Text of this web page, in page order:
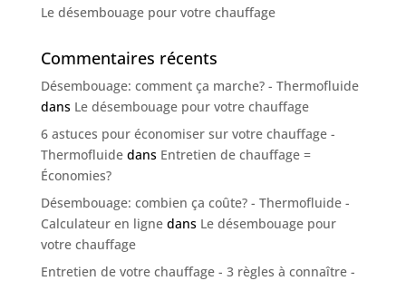
Le désembouage pour votre chauffage
Commentaires récents
Désembouage: comment ça marche? - Thermofluide
dans Le désembouage pour votre chauffage
6 astuces pour économiser sur votre chauffage -
Thermofluidedans Entretien de chauffage =
Économies?
Désembouage: combien ça coûte? - Thermofluide -
Calculateur en lignedans Le désembouage pour
votre chauffage
Entretien de votre chauffage - 3 règles à connaître -